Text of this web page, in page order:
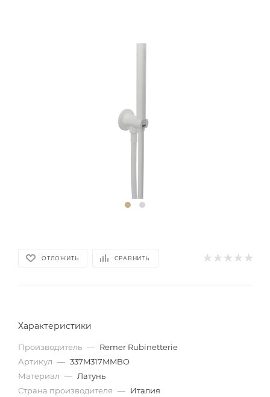
ОТЛОЖИТЬ СРАВНИТЬ
Характеристики
Производитель — Remer Rubinetterie
Артикул — 337M317MMBO
Материал — Латунь
Страна производителя — Италия